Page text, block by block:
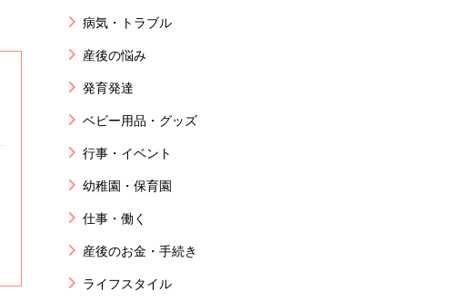
病気・トラブル
産後の悩み
発育発達
ベビー用品・グッズ
行事・イベント
幼稚園・保育園
仕事・働く
産後のお金・手続き
ライフスタイル